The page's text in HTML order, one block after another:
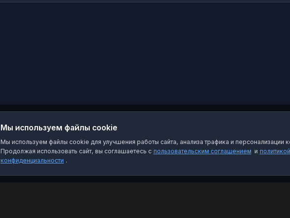
Мы используем файлы cookie
Мы используем файлы cookie для улучшения работы сайта, анализа трафика и персонализации
Продолжая использовать сайт, вы соглашаетесь с пользовательским соглашением и политикой
конфиденциальности .